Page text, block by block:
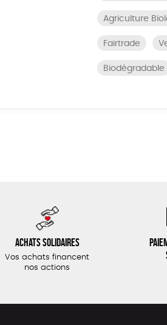
Agriculture
Fairtrade
Biodégradable
Achats solidaires
Vos achats financent
nos actions